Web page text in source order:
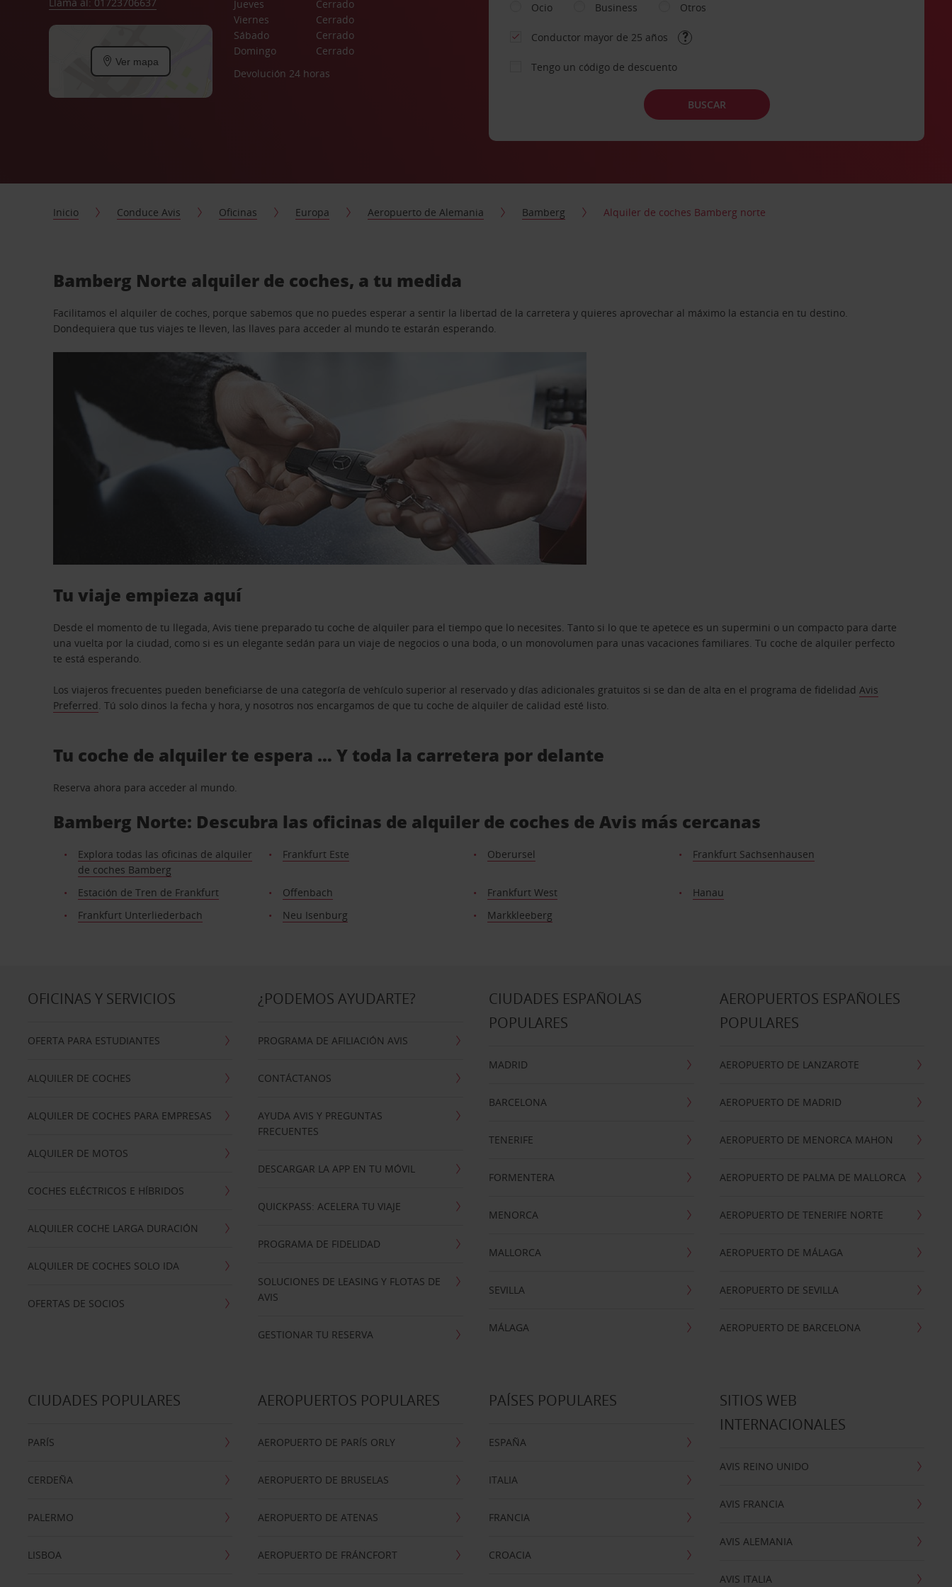
Ver mapa
Jueves
Cerrado
Viernes
Cerrado
Sábado
Cerrado
Domingo
Cerrado
Devolución 24 horas
Ocio
Business Otros
Conductor mayor de 25 años
Tengo un código de descuento
BUSCAR
Inicio Conduce Avis Oficinas Europa Aeropuerto de Alemania Bamberg Alquiler de coches Bamberg norte
Bamberg Norte alquiler de coches, a tu medida
Facilitamos el alquiler de coches, porque sabemos que no puedes esperar a sentir la libertad de la carretera y quieres aprovechar al máximo la estancia en tu destino.
Dondequiera que tus viajes te lleven, las llaves para acceder al mundo te estarán esperando.
Tu viaje empieza aquí
Desde el momento de tu llegada, Avis tiene preparado tu coche de alquiler para el tiempo que lo necesites. Tanto si lo que te apetece es un supermini o un compacto para darte
una vuelta por la ciudad, como si es un elegante sedán para un viaje de negocios o una boda, o un monovolumen para unas vacaciones familiares. Tu coche de alquiler perfecto
te está esperando.
Los viajeros frecuentes pueden beneficiarse de una categoría de vehículo superior al reservado y días adicionales gratuitos si se dan de alta en el programa de fidelidadAvis
Preferred. Tú solo dinos la fecha y hora, y nosotros nos encargamos de que tu coche de alquiler de calidad esté listo.
Tu coche de alquiler te espera … Y toda la carretera por delante
Reserva ahora para acceder al mundo.
Bamberg Norte: Descubra las oficinas de alquiler de coches de Avis más cercanas
Explora todas las oficinas de alquiler
de coches Bamberg
Frankfurt Este Oberursel Frankfurt Sachsenhausen
Estación de Tren de Frankfurt Offenbach Frankfurt West
Hanau
Frankfurt Unterliederbach
Neu Isenburg Markkleeberg
OFICINAS Y SERVICIOS
OFERTA PARA ESTUDIANTES
ALQUILER DE COCHES
ALQUILER DE COCHES PARA EMPRESAS
ALQUILER DE MOTOS
COCHES ELÉCTRICOS E HÍBRIDOS
ALQUILER COCHE LARGA DURACIÓN
ALQUILER DE COCHES SOLO IDA
OFERTAS DE SOCIOS
¿PODEMOS AYUDARTE?
PROGRAMA DE AFILIACIÓN AVIS
CONTÁCTANOS
AYUDA AVIS Y PREGUNTAS
FRECUENTES
DESCARGAR LA APP EN TU MÓVIL
QUICKPASS: ACELERA TU VIAJE
PROGRAMA DE FIDELIDAD
SOLUCIONES DE LEASING Y FLOTAS DE
AVIS
GESTIONAR TU RESERVA
CIUDADES ESPAÑOLAS
POPULARES
MADRID
BARCELONA
TENERIFE
FORMENTERA
MENORCA
MALLORCA
SEVILLA
MÁLAGA
AEROPUERTOS ESPAÑOLES
POPULARES
AEROPUERTO DE LANZAROTE
AEROPUERTO DE MADRID
AEROPUERTO DE MENORCA MAHON
AEROPUERTO DE PALMA DE MALLORCA
AEROPUERTO DE TENERIFE NORTE
AEROPUERTO DE MÁLAGA
AEROPUERTO DE SEVILLA
AEROPUERTO DE BARCELONA
CIUDADES POPULARES
PARÍS
CERDEÑA
PALERMO
LISBOA
AEROPUERTOS POPULARES
AEROPUERTO DE PARÍS ORLY
AEROPUERTO DE BRUSELAS
AEROPUERTO DE ATENAS
AEROPUERTO DE FRÁNCFORT
PAÍSES POPULARES
ESPAÑA
ITALIA
FRANCIA
CROACIA
SITIOS WEB
INTERNACIONALES
AVIS REINO UNIDO
AVIS FRANCIA
AVIS ALEMANIA
AVIS ITALIA